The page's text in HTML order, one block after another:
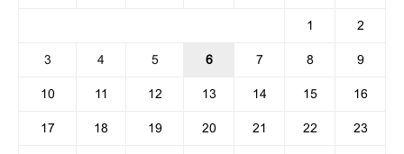
1 2
3 4 5 6 7 8 9
10 11 12 13 14 15 16
17 18 19 20 21 22 23